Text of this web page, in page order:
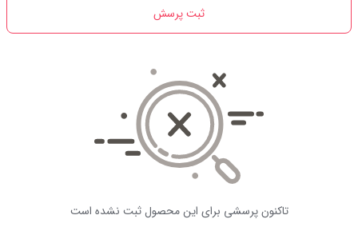
ثبت پرسش
تاکنون پرسشی برای این محصول ثبت نشده است